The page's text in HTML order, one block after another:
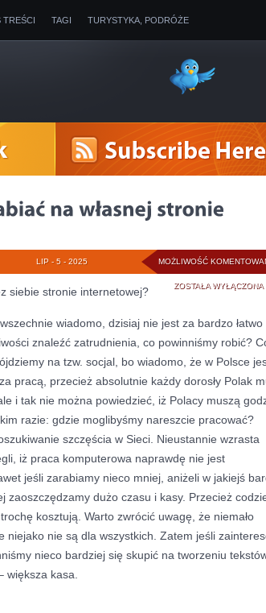
TREŚCI TAGI TURYSTYKA, PODRÓŻE
MOŻLIWOŚĆ
ZOSTAŁA WYŁĄCZONA
LIP - 5 - 2025
siebie stronie internetowej?
wiadomo, dzisiaj nie jest za bardzo łatwo
znaleźć zatrudnienia, co powinniśmy robić?
na tzw. socjal, bo wiadomo, że w Polsce
pracą, przecież absolutnie każdy dorosły Polak
i tak nie można powiedzieć, iż Polacy muszą
razie: gdzie moglibyśmy nareszcie pracować?
szczęścia w Sieci. Nieustannie wzrasta
iż praca komputerowa naprawdę nie jest
jeśli zarabiamy nieco mniej, aniżeli w jakiejś
zaoszczędzamy dużo czasu i kasy. Przecież
kosztują. Warto zwrócić uwagę, że niemało
nie są dla wszystkich. Zatem jeśli
nieco bardziej się skupić na tworzeniu
większa kasa.